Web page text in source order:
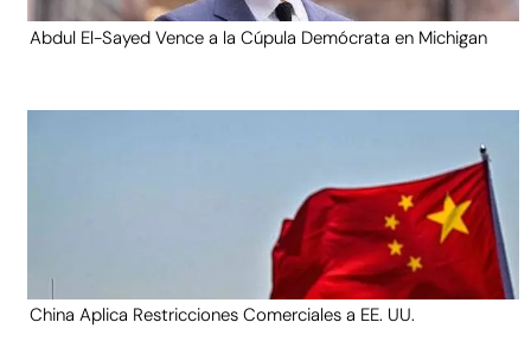
Abdul El-Sayed Vence a la Cúpula Demócrata en Michigan
China Aplica Restricciones Comerciales a EE. UU.